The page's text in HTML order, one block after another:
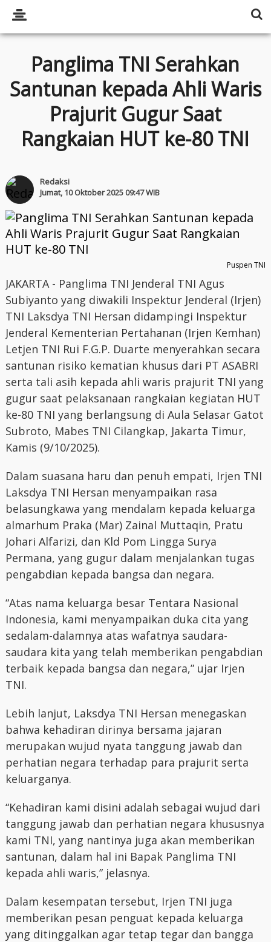
Panglima TNI Serahkan
Santunan kepada Ahli Waris
Prajurit Gugur Saat
Rangkaian HUT ke-80 TNI
Redaksi
Jumat, 10 Oktober 2025 09:47 WIB
Puspen TNI
JAKARTA - Panglima TNI Jenderal TNI Agus
Subiyanto yang diwakili Inspektur Jenderal (Irjen)
TNI Laksdya TNI Hersan didampingi Inspektur
Jenderal Kementerian Pertahanan (Irjen Kemhan)
Letjen TNI Rui F.G.P. Duarte menyerahkan secara
santunan risiko kematian khusus dari PT ASABRI
serta tali asih kepada ahli waris prajurit TNI yang
gugur saat pelaksanaan rangkaian kegiatan HUT
ke-80 TNI yang berlangsung di Aula Selasar Gatot
Subroto, Mabes TNI Cilangkap, Jakarta Timur,
Kamis (9/10/2025).
Dalam suasana haru dan penuh empati, Irjen TNI
Laksdya TNI Hersan menyampaikan rasa
belasungkawa yang mendalam kepada keluarga
almarhum Praka (Mar) Zainal Muttaqin, Pratu
Johari Alfarizi, dan Kld Pom Lingga Surya
Permana, yang gugur dalam menjalankan tugas
pengabdian kepada bangsa dan negara.
“Atas nama keluarga besar Tentara Nasional
Indonesia, kami menyampaikan duka cita yang
sedalam-dalamnya atas wafatnya saudara-
saudara kita yang telah memberikan pengabdian
terbaik kepada bangsa dan negara,” ujar Irjen
TNI.
Lebih lanjut, Laksdya TNI Hersan menegaskan
bahwa kehadiran dirinya bersama jajaran
merupakan wujud nyata tanggung jawab dan
perhatian negara terhadap para prajurit serta
keluarganya.
“Kehadiran kami disini adalah sebagai wujud dari
tanggung jawab dan perhatian negara khususnya
kami TNI, yang nantinya juga akan memberikan
santunan, dalam hal ini Bapak Panglima TNI
kepada ahli waris,” jelasnya.
Dalam kesempatan tersebut, Irjen TNI juga
memberikan pesan penguat kepada keluarga
yang ditinggalkan agar tetap tegar dan bangga